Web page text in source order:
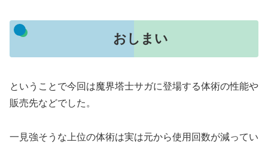
おしまい
ということで今回は魔界塔士サガに登場する体術の性能や
販売先などでした。
一見強そうな上位の体術は実は元から使用回数が減ってい